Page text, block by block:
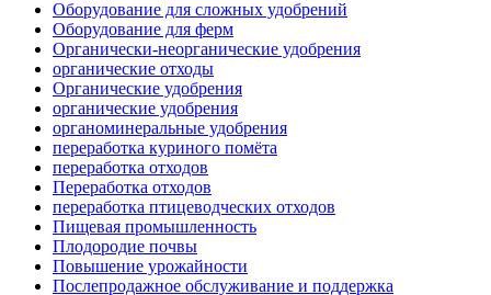
Оборудование для сложных удобрений
Оборудование для ферм
Органически-неорганические удобрения
органические отходы
Органические удобрения
органические удобрения
органоминеральные удобрения
переработка куриного помёта
переработка отходов
Переработка отходов
переработка птицеводческих отходов
Пищевая промышленность
Плодородие почвы
Повышение урожайности
Послепродажное обслуживание и поддержка